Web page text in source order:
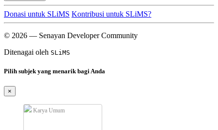
Donasi untuk SLiMS Kontribusi untuk SLiMS?
© 2026 — Senayan Developer Community
Ditenagai oleh SLiMS
Pilih subjek yang menarik bagi Anda
×
Karya Umum